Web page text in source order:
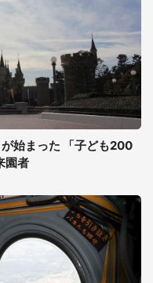
始まった 「子ども200
園者